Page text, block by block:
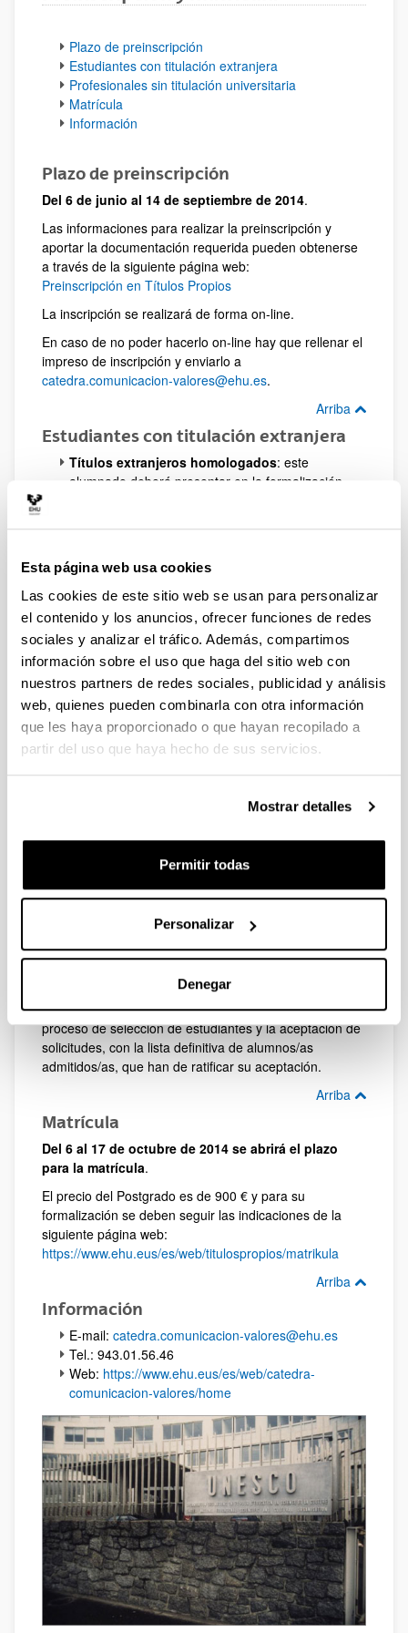
Esta página web usa cookies
Las cookies de este sitio web se usan para personalizar
el contenido y los anuncios, ofrecer funciones de redes
sociales y analizar el tráfico. Además, compartimos
información sobre el uso que haga del sitio web con
nuestros partners de redes sociales, publicidad y análisis
web, quienes pueden combinarla con otra información
que les haya proporcionado o que hayan recopilado a
partir del uso que haya hecho de sus servicios.
Mostrar detalles
Permitir todas
Personalizar
Denegar
Plazo de preinscripción
Estudiantes con titulación extranjera
Profesionales sin titulación universitaria
Matrícula
Información
Plazo de preinscripción
Del 6 de junio al 14 de septiembre de 2014.
Las informaciones para realizar la preinscripción y
aportar la documentación requerida pueden obtenerse
a través de la siguiente página web:
Preinscripción en Títulos Propios
La inscripción se realizará de forma on-line.
En caso de no poder hacerlo on-line hay que rellenar el
impreso de inscripción y enviarlo a
catedra.comunicacion-valores@ehu.es.
Arriba
Estudiantes con titulación extranjera
Títulos extranjeros homologados: este
alumnado deberá presentar en la formalización
Títulos extranjeros no homologados
acceder a las enseñanzas propias de la
Universidad del País Vasco/Euskal Herriko
Unibertsitatea deberán adjuntar, en el trámite de
preinscripción, la fotocopia del certificado de
calificaciones de la Universidad de origen y
Arriba
Profesionales sin titulación
universitaria
Para solicitar el acceso deberán adjuntar, en el trámite
documentación que acredite el acceso a la
Curriculum Vitae debidamente documentado
(documento justificativo de vida laboral expedido
por la Seguridad Social)
contacto con todos y todas las aspirantes para
confirmarles si la preinscripción realizada está correcta.
La primera semana de octubre se llevará a cabo el
proceso de selección de estudiantes y la aceptación de
solicitudes, con la lista definitiva de alumnos/as
admitidos/as, que han de ratificar su aceptación.
Arriba
Matrícula
Del 6 al 17 de octubre de 2014 se abrirá el plazo
para la matrícula.
El precio del Postgrado es de 900 € y para su
formalización se deben seguir las indicaciones de la
siguiente página web:
https://www.ehu.eus/es/web/titulospropios/matrikula
Arriba
Información
E-mail: catedra.comunicacion-valores@ehu.es
Tel.: 943.01.56.46
Web: https://www.ehu.eus/es/web/catedra-
comunicacion-valores/home